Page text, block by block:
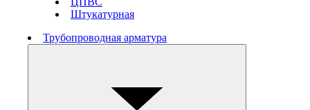
Штукатурная
Трубопроводная арматура